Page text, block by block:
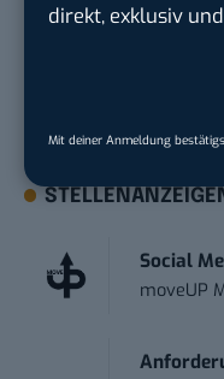
direkt, exklusiv
Mit deiner Anmeldung
Tag UPDATE,
Social
moveUP